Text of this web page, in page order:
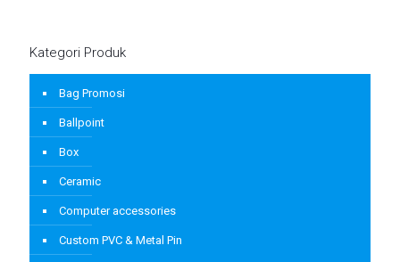
Kategori Produk
Bag Promosi
Ballpoint
Box
Ceramic
Computer accessories
Custom PVC & Metal Pin